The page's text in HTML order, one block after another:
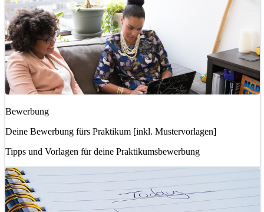
Bewerbung
Deine Bewerbung fürs Praktikum [inkl. Mustervorlagen]
Tipps und Vorlagen für deine Praktikumsbewerbung